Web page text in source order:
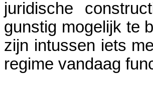
juridische
gunstig mogelijk te
zijn intussen iets
regime vandaag